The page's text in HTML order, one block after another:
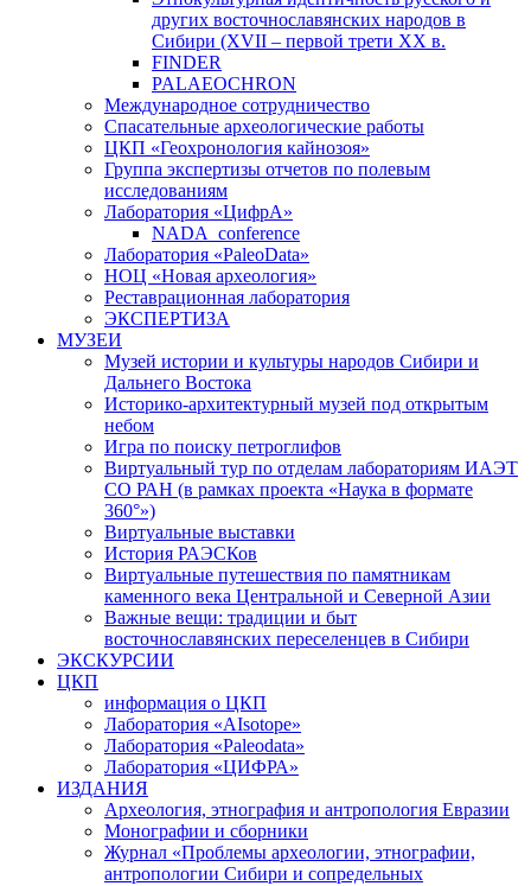
других восточнославянских народов в
Сибири (XVII – первой трети ХХ в.
FINDER
PALAEOCHRON
Международное сотрудничество
Спасательные археологические работы
ЦКП «Геохронология кайнозоя»
Группа экспертизы отчетов по полевым
исследованиям
Лаборатория «ЦифрА»
NADA_conference
Лаборатория «PaleoData»
НОЦ «Новая археология»
Реставрационная лаборатория
ЭКСПЕРТИЗА
МУЗЕИ
Музей истории и культуры народов Сибири и
Дальнего Востока
Историко-архитектурный музей под открытым
небом
Игра по поиску петроглифов
Виртуальный тур по отделам лабораториям ИАЭТ
СО РАН (в рамках проекта «Наука в формате
360°»)
Виртуальные выставки
История РАЭСКов
Виртуальные путешествия по памятникам
каменного века Центральной и Северной Азии
Важные вещи: традиции и быт
восточнославянских переселенцев в Сибири
ЭКСКУРСИИ
ЦКП
информация о ЦКП
Лаборатория «AIsotope»
Лаборатория «Paleodata»
Лаборатория «ЦИФРА»
ИЗДАНИЯ
Археология, этнография и антропология Евразии
Монографии и сборники
Журнал «Проблемы археологии, этнографии,
антропологии Сибири и сопредельных